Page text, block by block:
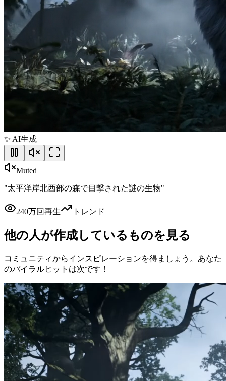
✨ AI生成
Muted
"太平洋岸北西部の森で目撃された謎の生物"
240万回再生 トレンド
他の人が作成しているものを見る
コミュニティからインスピレーションを得ましょう。あなた
のバイラルヒットは次です！